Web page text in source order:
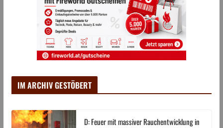
IM ARCHIV GESTÖBERT
D: Feuer mit massiver Rauchentwicklung in